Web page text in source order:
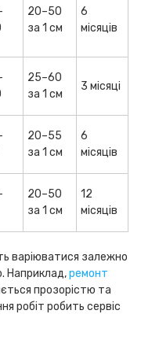
20–50
за 1 см
6
місяців
25–60
за 1 см
3 місяці
20–55
за 1 см
6
місяців
20–50
за 1 см
12
місяців
варіюватися залежно
Наприклад,ремонт
прозорістю та
робіт робить сервіс